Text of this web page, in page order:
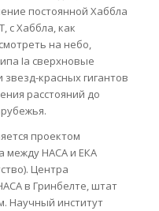
постоянной Хаббла
с Хаббла, как
на небо,
Ia сверхновые
красных гигантов
расстояний до
проектом
между НАСА и ЕКА
Центра
в Гринбелте, штат
Научный институт